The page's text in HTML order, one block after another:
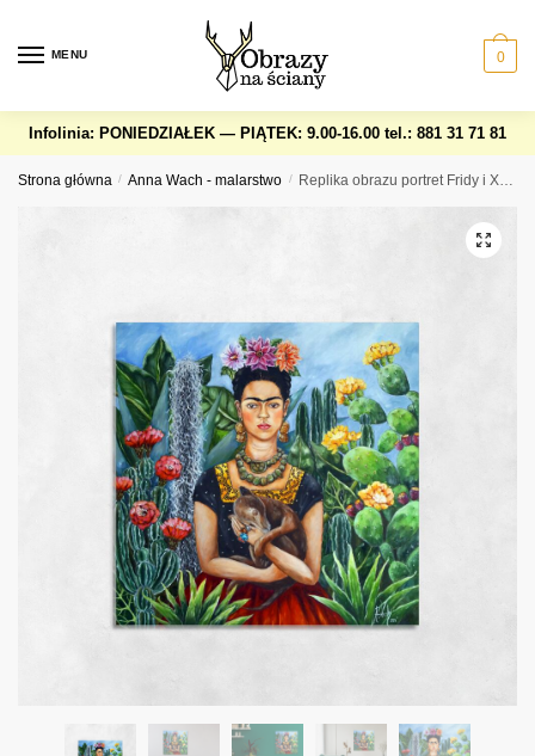
navigation
content
MENU 0
Infolinia: PONIEDZIAŁEK — PIĄTEK: 9.00-16.00 tel.: 881 31 71 81
Strona główna / Anna Wach - malarstwo / Replika obrazu portret Fridy i Xolotla